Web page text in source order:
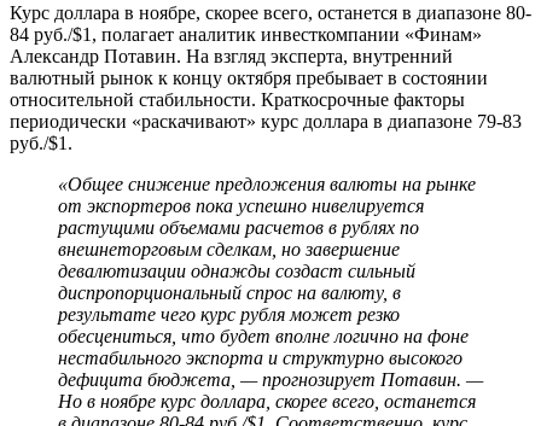
Курс доллара в ноябре, скорее всего, останется в диапазоне 80-
84 руб./$1, полагает аналитик инвесткомпании «Финам»
Александр Потавин. На взгляд эксперта, внутренний
валютный рынок к концу октября пребывает в состоянии
относительной стабильности. Краткосрочные факторы
периодически «раскачивают» курс доллара в диапазоне 79-83
руб./$1.
«Общее снижение предложения валюты на рынке
от экспортеров пока успешно нивелируется
растущими объемами расчетов в рублях по
внешнеторговым сделкам, но завершение
девалютизации однажды создаст сильный
диспропорциональный спрос на валюту, в
результате чего курс рубля может резко
обесцениться, что будет вполне логично на фоне
нестабильного экспорта и структурно высокого
дефицита бюджета, — прогнозирует Потавин. —
Но в ноябре курс доллара, скорее всего, останется